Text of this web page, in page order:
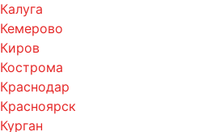
Калуга
Кемерово
Киров
Кострома
Краснодар
Красноярск
Курган